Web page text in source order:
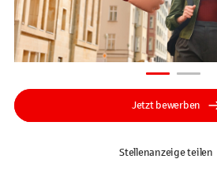
Jetzt bewerben
Stellenanzeige teilen